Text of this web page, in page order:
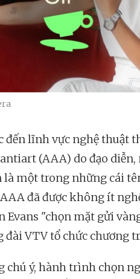
đến lĩnh vực nghệ thuật
(AAA) do đạo diễn,
một trong những cái
đã được không ít
Evans "chọn mặt gửi
đài VTV tổ chức chương
chú ý, hành trình chọn